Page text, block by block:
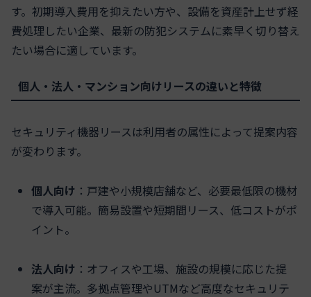
す。初期導入費用を抑えたい方や、設備を資産計上せず経
費処理したい企業、最新の防犯システムに素早く切り替え
たい場合に適しています。
個人・法人・マンション向けリースの違いと特徴
セキュリティ機器リースは利用者の属性によって提案内容
が変わります。
個人向け ：戸建や小規模店舗など、必要最低限の機材
で導入可能。簡易設置や短期間リース、低コストがポ
イント。
法人向け ：オフィスや工場、施設の規模に応じた提
案が主流。多拠点管理やUTMなど高度なセキュリテ